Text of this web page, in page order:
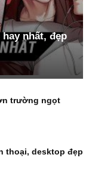
nhất, đẹp
trường ngọt
thoại, desktop đẹp